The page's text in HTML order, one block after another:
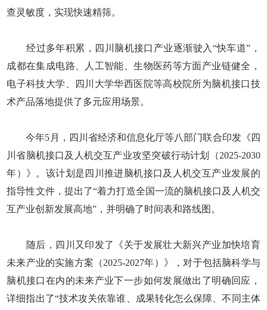
查灵敏度，实现快速精筛。
经过多年积累，四川脑机接口产业逐渐驶入“快车道”，
成都在集成电路、人工智能、生物医药等方面产业链健全，
电子科技大学、四川大学华西医院等高校院所为脑机接口技
术产品落地提供了多元应用场景。
今年5月，四川省经济和信息化厅等八部门联合印发《四
川省脑机接口及人机交互产业攻坚突破行动计划（2025-2030
年）》。该计划是四川推进脑机接口及人机交互产业发展的
指导性文件，提出了“着力打造全国一流的脑机接口及人机交
互产业创新发展高地”，并明确了时间表和路线图。
随后，四川又印发了《关于发展壮大新兴产业加快培育
未来产业的实施方案（2025-2027年）》，对于包括脑科学与
脑机接口在内的未来产业下一步如何发展做出了明确回应，
详细指出了“技术攻关依靠谁、成果转化怎么保障、不同主体